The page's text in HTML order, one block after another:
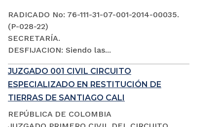
RADICADO No: 76-111-31-07-001-2014-00035.
(P-028-22)
SECRETARÍA.
DESFIJACION: Siendo las...
JUZGADO 001 CIVIL CIRCUITO
ESPECIALIZADO EN RESTITUCIÓN DE
TIERRAS DE SANTIAGO CALI
REPÚBLICA DE COLOMBIA